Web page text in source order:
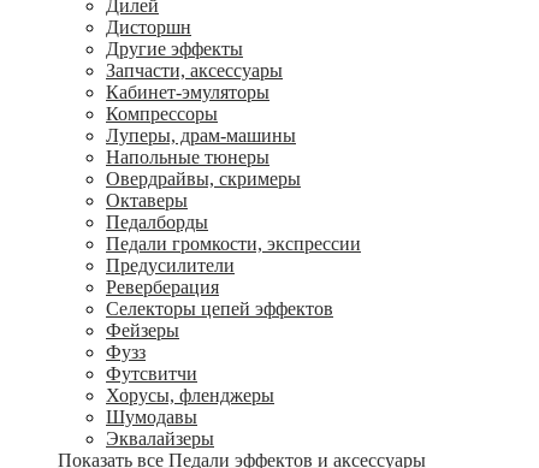
Дилей
Дисторшн
Другие эффекты
Запчасти, аксессуары
Кабинет-эмуляторы
Компрессоры
Луперы, драм-машины
Напольные тюнеры
Овердрайвы, скримеры
Октаверы
Педалборды
Педали громкости, экспрессии
Предусилители
Реверберация
Селекторы цепей эффектов
Фейзеры
Фузз
Футсвитчи
Хорусы, фленджеры
Шумодавы
Эквалайзеры
Показать все Педали эффектов и аксессуары